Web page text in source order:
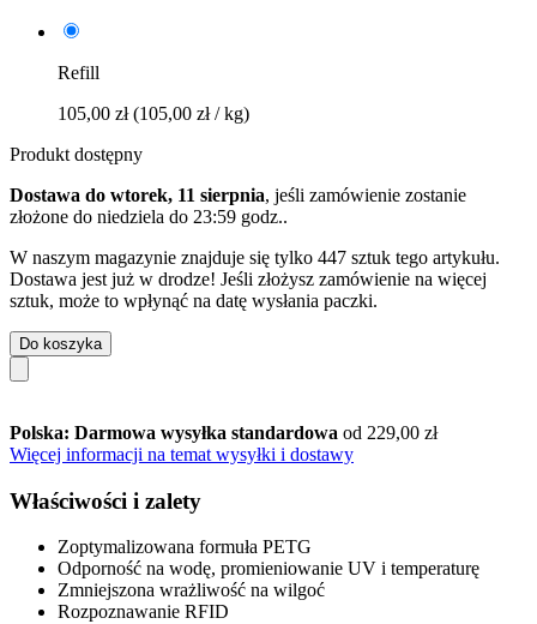
Refill
105,00 zł(105,00 zł / kg)
Produkt dostępny
Dostawa do wtorek, 11 sierpnia, jeśli zamówienie zostanie
złożone do niedziela do 23:59 godz..
W naszym magazynie znajduje się tylko 447 sztuk tego artykułu.
Dostawa jest już w drodze! Jeśli złożysz zamówienie na więcej
sztuk, może to wpłynąć na datę wysłania paczki.
Do koszyka
Polska: Darmowa wysyłka standardowa od 229,00 zł
Więcej informacji na temat wysyłki i dostawy
Właściwości i zalety
Zoptymalizowana formuła PETG
Odporność na wodę, promieniowanie UV i temperaturę
Zmniejszona wrażliwość na wilgoć
Rozpoznawanie RFID